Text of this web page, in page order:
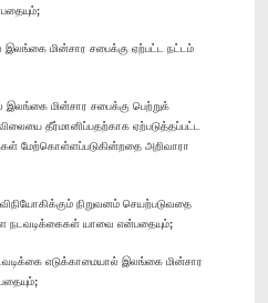
இலங்கை மின்சார சபைக்கு ஏற்பட்ட நட்டம்
இலங்கை மின்சார சபைக்கு பெற்றுக்
தீர்மானிப்பதற்காக ஏற்படுத்தப்பட்ட
மேற்கொள்ளப்படுகின்றதை அறிவாரா
நிறுவனம் செயற்படுவதை
நடவடிக்கைகள் யாவை என்பதையும்;
எடுக்காமையால் இலங்கை மின்சார